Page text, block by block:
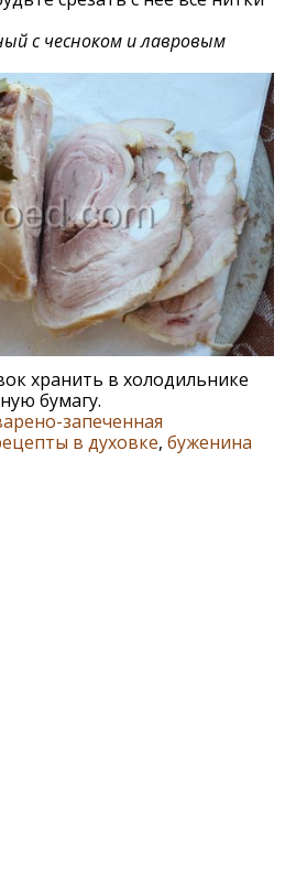
с чесноком и лавровым
хранить в холодильнике
бумагу.
запеченная
в духовке, буженина